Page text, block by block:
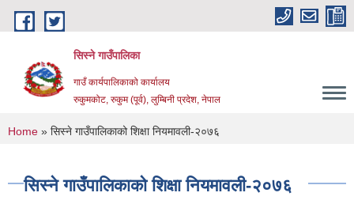
Skip to main content
सिस्ने गाउँपालिका
गाउँ कार्यपालिकाको कार्यालय
रुकुमकोट, रुकुम (पूर्व), लुम्बिनी प्रदेश, नेपाल
You are here
Home » सिस्ने गाउँपालिकाको शिक्षा नियमावली-२०७६
सिस्ने गाउँपालिकाको शिक्षा नियमावली-२०७६